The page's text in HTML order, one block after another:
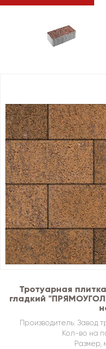
Тротуарная
гладкий
Производитель: Завод
Кол-во на
Размер,